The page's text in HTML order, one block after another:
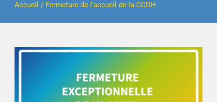
Accueil / Fermeture de l’accueil de la CCDH